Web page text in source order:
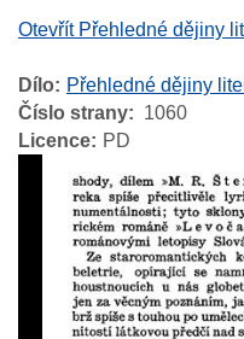
Otevřít Přehledné dějiny
Dílo
Přehledné dějiny
Číslo strany
1060
Licence
PD